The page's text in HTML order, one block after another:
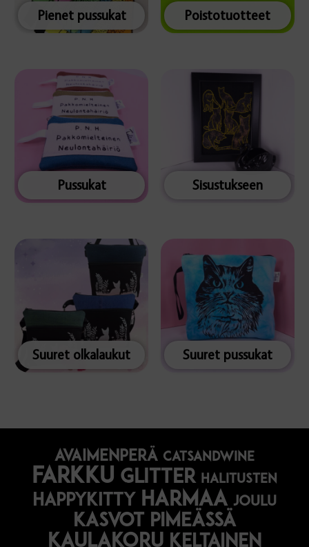
Pienet pussukat Poistotuotteet
Pussukat Sisustukseen
Suuret olkalaukut Suuret pussukat
avaimenperä catsandwine
farkku glitter halitusten
happykitty harmaa joulu
Kasvot pimeässä
kaulakoru keltainen